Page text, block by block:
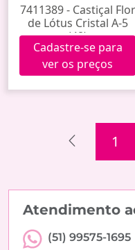
7411389 - Castiçal Flor
de Lótus Cristal A-5
(48)
Cadastre-se para
ver os preços
1
Atendimento
(51) 99575-1695